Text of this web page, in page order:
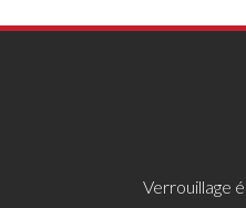
Verrouillage